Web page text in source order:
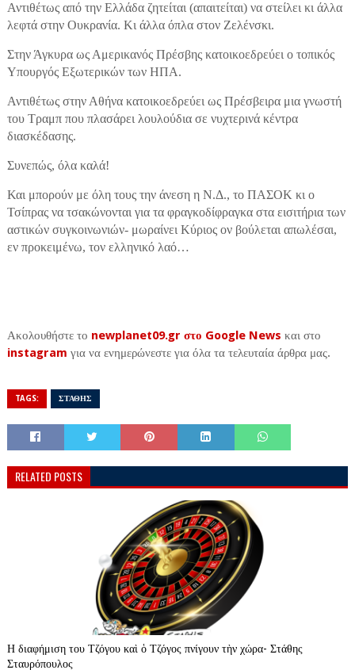
Αντιθέτως από την Ελλάδα ζητείται (απαιτείται) να στείλει κι άλλα
λεφτά στην Ουκρανία. Κι άλλα όπλα στον Ζελένσκι.
Στην Άγκυρα ως Αμερικανός Πρέσβης κατοικοεδρεύει ο τοπικός
Υπουργός Εξωτερικών των ΗΠΑ.
Αντιθέτως στην Αθήνα κατοικοεδρεύει ως Πρέσβειρα μια γνωστή
του Τραμπ που πλασάρει λουλούδια σε νυχτερινά κέντρα
διασκέδασης.
Συνεπώς, όλα καλά!
Και μπορούν με όλη τους την άνεση η Ν.Δ., το ΠΑΣΟΚ κι ο
Τσίπρας να τσακώνονται για τα φραγκοδίφραγκα στα εισιτήρια των
αστικών συγκοινωνιών- μωραίνει Κύριος ον βούλεται απωλέσαι,
εν προκειμένω, τον ελληνικό λαό…
Ακολουθήστε το newplanet09.gr στο Google News και στο
instagram για να ενημερώνεστε για όλα τα τελευταία άρθρα μας.
TAGS: ΣΤΑΘΗΣ
RELATED POSTS
Η διαφήμιση του Τζόγου καὶ ὁ Τζόγος πνίγουν τὴν χώρα- Στάθης
Σταυρόπουλος